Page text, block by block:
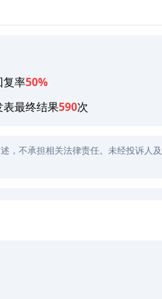
复率50%
表最终结果590次
，不承担相关法律责任。未经投诉人及